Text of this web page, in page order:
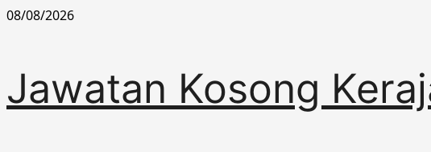
Skip
08/08/2026
Jawatan Kosong